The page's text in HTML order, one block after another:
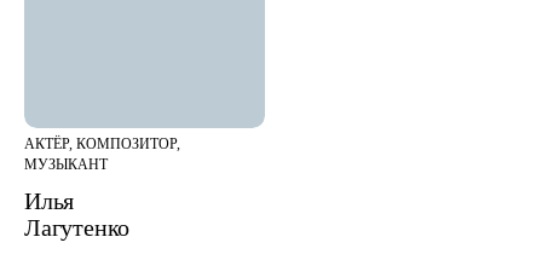
АКТЁР, КОМПОЗИТОР,
МУЗЫКАНТ
Илья
Лагутенко